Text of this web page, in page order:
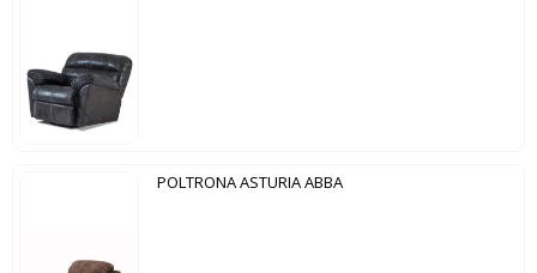
POLTRONA ASTURIA ABBA